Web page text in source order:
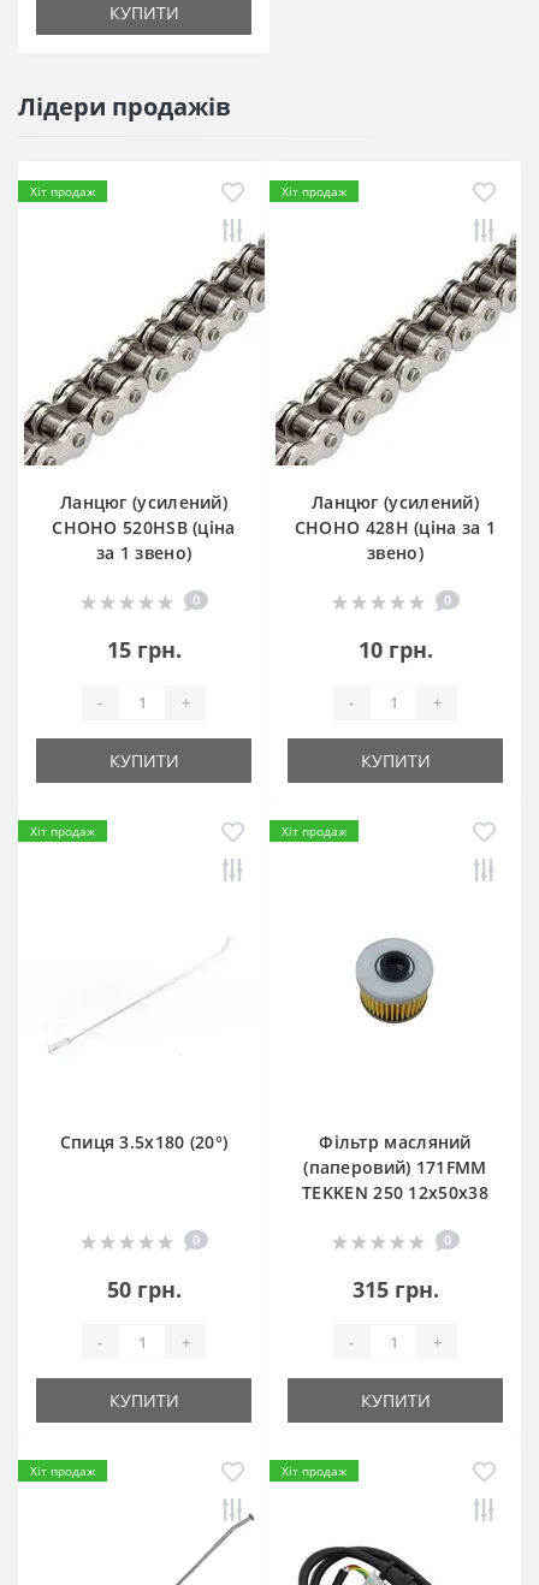
КУПИТИ
Лідери продажів
Хіт продаж
Ланцюг (усилений)
СHOHO 520HSB (ціна
за 1 звено)
0
15 грн.
- +
КУПИТИ
Хіт продаж
Ланцюг (усилений)
СHOHO 428H (ціна за 1
звено)
0
10 грн.
- +
КУПИТИ
Хіт продаж
Спиця 3.5х180 (20°)
0
50 грн.
- +
КУПИТИ
Хіт продаж
Фільтр масляний
(паперовий) 171FMM
TEKKEN 250 12х50х38
0
315 грн.
- +
КУПИТИ
Хіт продаж Хіт продаж